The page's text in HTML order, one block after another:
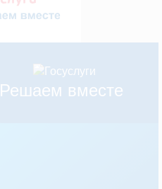
Решаем вместе